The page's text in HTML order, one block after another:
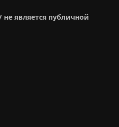
является публичной